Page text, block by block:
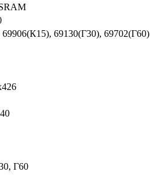
69130(Г30), 69702(Г60)
Г60